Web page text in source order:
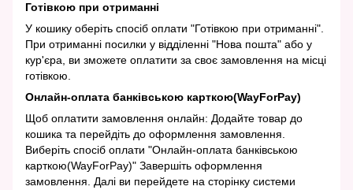
Готівкою при отриманні
У кошику оберіть спосіб оплати "Готівкою при отриманні".
При отриманні посилки у відділенні "Нова пошта" або у
кур'єра, ви зможете оплатити за своє замовлення на місці
готівкою.
Онлайн-оплата банківською карткою(WayForPay)
Щоб оплатити замовлення онлайн: Додайте товар до
кошика та перейдіть до оформлення замовлення.
Виберіть спосіб оплати "Онлайн-оплата банківською
карткою(WayForPay)" Завершіть оформлення
замовлення. Далі ви перейдете на сторінку системи